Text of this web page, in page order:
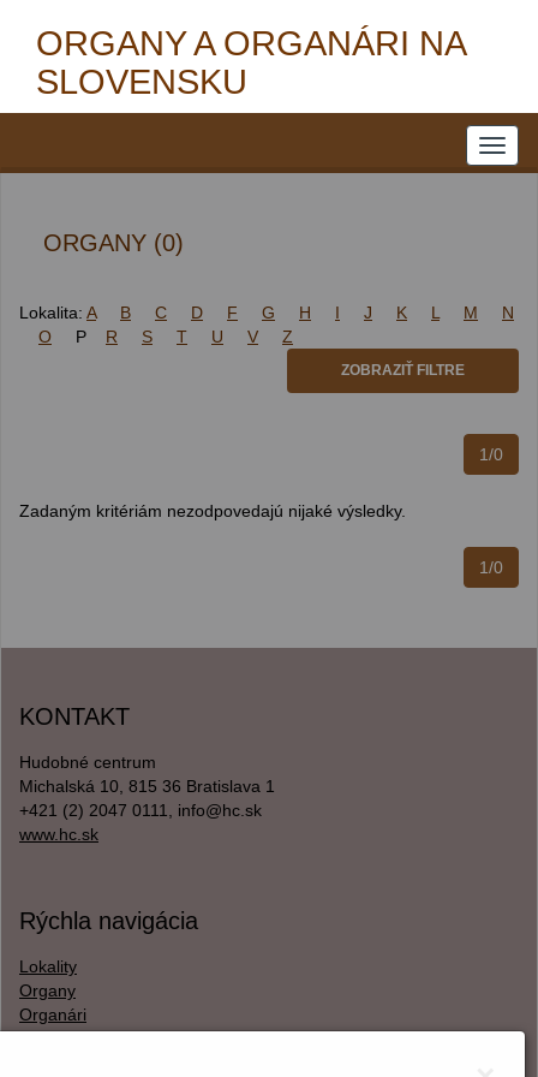
ORGANY A ORGANÁRI NA
SLOVENSKU
ORGANY (0)
Lokalita: A B C D F G H I J K L M
N
O P R S T U V Z
ZOBRAZIŤ FILTRE
1/0
Zadaným kritériám nezodpovedajú nijaké výsledky.
1/0
KONTAKT
Hudobné centrum
Michalská 10, 815 36 Bratislava 1
+421 (2) 2047 0111, info@hc.sk
www.hc.sk
Rýchla navigácia
Lokality
Organy
Organári